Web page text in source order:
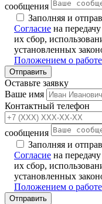
сообщения
Заполняя и
Согласие на
их сбор,
установленных
Положением о
Оставьте заявку
Ваше имя
Контактный телефон
сообщения
Заполняя и
Согласие на
их сбор,
установленных
Положением о